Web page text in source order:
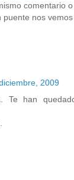
comentario o
nos vemos
2009
Te han